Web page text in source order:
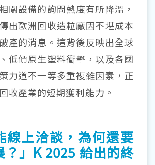
關設備的詢問熱度有所降溫，
出歐洲回收造粒廠因不堪成本
產的消息。這背後反映出全球
低價原生塑料衝擊，以及各國
力道不一等多重複雜因素，正
收產業的短期獲利能力。
線上洽談，為何還要
？」K 2025 給出的終